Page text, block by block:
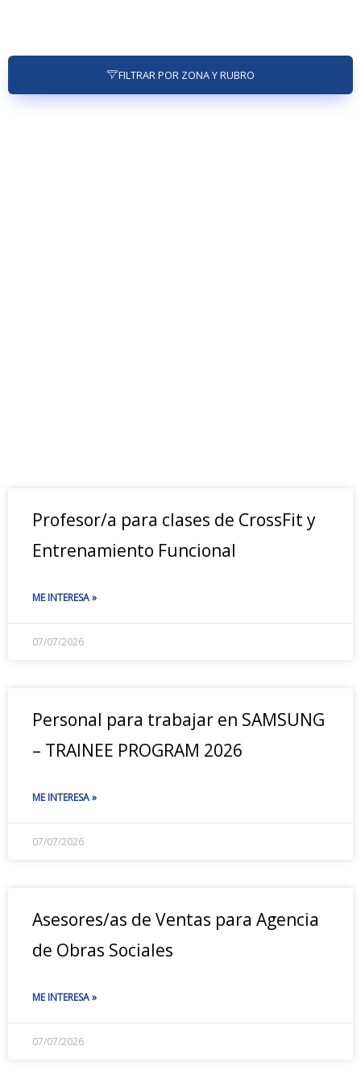
FILTRAR POR ZONA Y RUBRO
Profesor/a para clases de CrossFit y
Entrenamiento Funcional
ME INTERESA »
07/07/2026
Personal para trabajar en SAMSUNG
– TRAINEE PROGRAM 2026
ME INTERESA »
07/07/2026
Asesores/as de Ventas para Agencia
de Obras Sociales
ME INTERESA »
07/07/2026